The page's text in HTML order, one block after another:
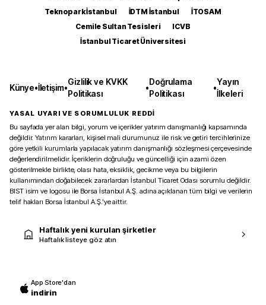
Teknopark İstanbul
İDTM İstanbul
İTOSAM
Cemile Sultan Tesisleri
ICVB
İstanbul Ticaret Üniversitesi
Künye•İletişim•
Gizlilik ve KVKK
Politikası
•
Doğrulama
Politikası
•
Yayın
İlkeleri
YASAL UYARI VE SORUMLULUK REDDİ
Bu sayfada yer alan bilgi, yorum ve içerikler yatırım danışmanlığı kapsamında
değildir. Yatırım kararları, kişisel mali durumunuz ile risk ve getiri tercihlerinize
göre yetkili kurumlarla yapılacak yatırım danışmanlığı sözleşmesi çerçevesinde
değerlendirilmelidir. İçeriklerin doğruluğu ve güncelliği için azami özen
gösterilmekle birlikte, olası hata, eksiklik, gecikme veya bu bilgilerin
kullanımından doğabilecek zararlardan İstanbul Ticaret Odası sorumlu değildir.
BIST isim ve logosu ile Borsa İstanbul A.Ş. adına açıklanan tüm bilgi ve verilerin
telif hakları Borsa İstanbul A.Ş.’ye aittir.
Haftalık yeni kurulan şirketler
Haftalık listeye göz atın
App Store'dan
indirin